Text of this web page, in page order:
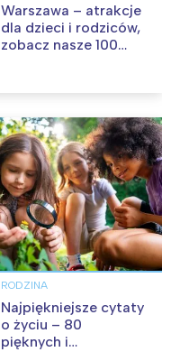
Warszawa – atrakcje
dla dzieci i rodziców,
zobacz nasze 100
RODZINA
Najpiękniejsze cytaty
o życiu – 80
pięknych i